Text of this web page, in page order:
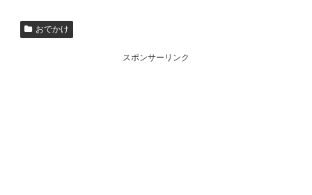
おでかけ
スポンサーリンク